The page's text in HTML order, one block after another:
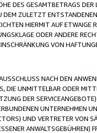
DES GESAMTBETRAGS
DEM ZULETZT
HIERMIT AUF
ODER ANDERE
VON
NACH DEN
DIE UNMITTELBAR ODER
DER
UNTERNEHMEN
UND VERTRETER VON